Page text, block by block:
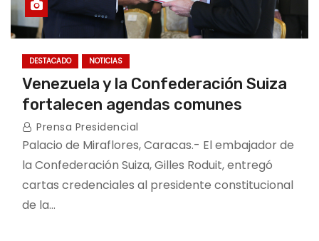
DESTACADO NOTICIAS
Venezuela y la Confederación Suiza
fortalecen agendas comunes
Prensa Presidencial
Palacio de Miraflores, Caracas.- El embajador de
la Confederación Suiza, Gilles Roduit, entregó
cartas credenciales al presidente constitucional
de la…